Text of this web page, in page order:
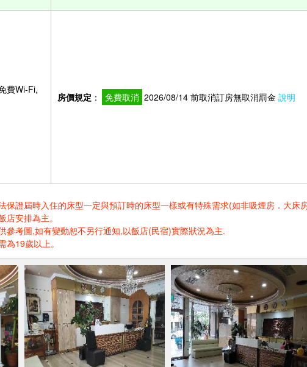
費Wi-Fi,
房價規定 ： 免費取消 2026/08/14 前取消訂房無取消罰金 說明
保證屆時入住的床型一定與預訂時的床型一樣或有特殊需求(如非吸煙房．大床
安排為主。
參考圖,如有變動恕不另行通知,以飯店(民宿)實際狀況為主.
為19歲以上。